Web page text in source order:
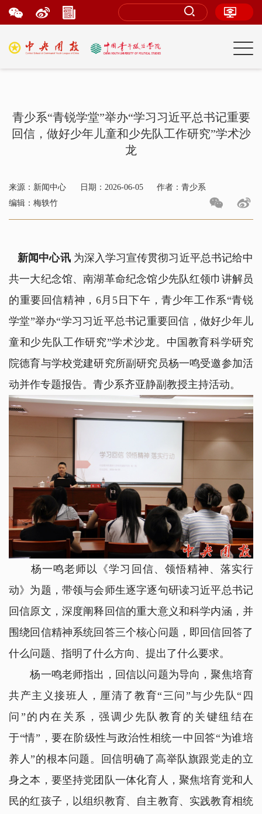
青少系“青锐学堂”举办“学习习近平总书记重要
回信，做好少年儿童和少先队工作研究”学术沙
龙
来源：新闻中心 日期：2026-06-05
作者：青少系
编辑：梅轶竹
新闻中心讯为深入学习宣传贯彻习近平总书记给中
共一大纪念馆、南湖革命纪念馆少先队红领巾讲解员
的重要回信精神，6月5日下午，青少年工作系“青锐
学堂”举办“学习习近平总书记重要回信，做好少年儿
童和少先队工作研究”学术沙龙。中国教育科学研究
院德育与学校党建研究所副研究员杨一鸣受邀参加活
动并作专题报告。青少系齐亚静副教授主持活动。
杨一鸣老师以《学习回信、领悟精神、落实行
动》为题，带领与会师生逐字逐句研读习近平总书记
回信原文，深度阐释回信的重大意义和科学内涵，并
围绕回信精神系统回答三个核心问题，即回信回答了
什么问题、指明了什么方向、提出了什么要求。
杨一鸣老师指出，回信以问题为导向，聚焦培育
共产主义接班人，厘清了教育“三问”与少先队“四
问”的内在关系，强调少先队教育的关键纽结在
于“情”，要在阶级性与政治性相统一中回答“为谁培
养人”的根本问题。回信明确了高举队旗跟党走的立
身之本，要坚持党团队一体化育人，聚焦培育党和人
民的红孩子，以组织教育、自主教育、实践教育相统